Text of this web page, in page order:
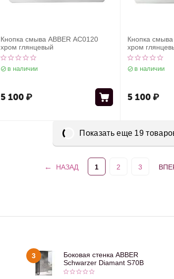
Кнопка смыва ABBER AC0120
хром глянцевый
в наличии
5 100₽
Кнопка смыва
хром
в наличии
5 100₽
Показать еще 19
НАЗАД 1 2 3
3
Боковая стенка ABBER
Schwarzer Diamant S70B